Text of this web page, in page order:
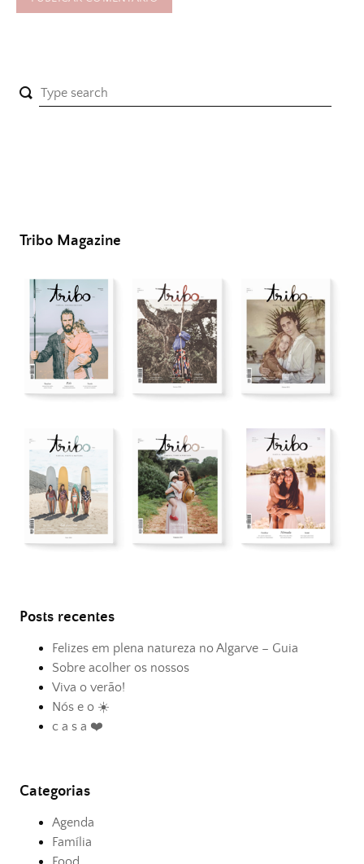
Tribo Magazine
Posts recentes
Felizes em plena natureza no Algarve – Guia
Sobre acolher os nossos
Viva o verão!
Nós e o ☀️
c a s a ❤️
Categorias
Agenda
Família